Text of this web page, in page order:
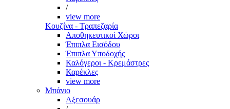
/
view more
Κουζίνα - Τραπεζαρία
Αποθηκευτικοί Χώροι
Έπιπλα Εισόδου
Έπιπλα Υποδοχής
Καλόγεροι - Κρεμάστρες
Καρέκλες
view more
Μπάνιο
Αξεσουάρ